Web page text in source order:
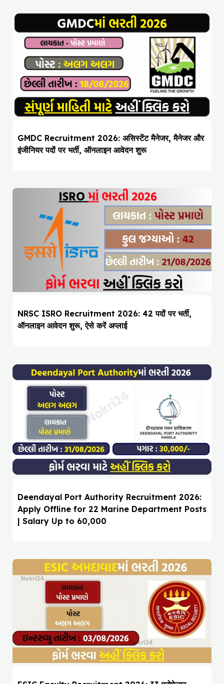
GMDC Recruitment 2026: असिस्टेंट मैनेजर, मैनेजर और
इंजीनियर पदों पर भर्ती, ऑनलाइन आवेदन शुरू
NRSC ISRO Recruitment 2026: 42 पदों पर भर्ती,
ऑनलाइन आवेदन शुरू, ऐसे करें अप्लाई
Deendayal Port Authority Recruitment 2026:
Apply Offline for 22 Marine Department Posts
| Salary Up to ₹60,000